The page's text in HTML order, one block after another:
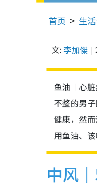
首页 生
文: 李加傑
鱼油︱心
不整的男
健康，然
用鱼油、该
中风